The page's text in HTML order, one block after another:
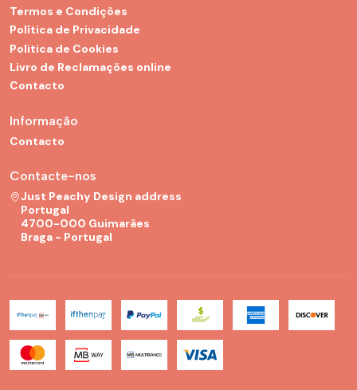
Termos e Condições
Política de Privacidade
Politica de Cookies
Livro de Reclamações online
Contacto
Informação
Contacto
Contacte-nos
Just Peachy Design address
Portugal
4700-000 Guimarães
Braga - Portugal